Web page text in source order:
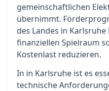
gemeinschaftlichen
übernimmt.
des Landes in
finanziellen Spielraum
Kostenlast reduzieren.
In in Karlsruhe ist es
technische